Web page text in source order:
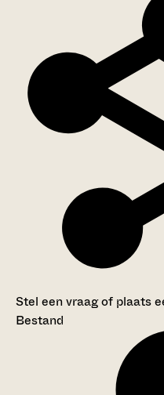
Stel een vraag of plaats
Bestand